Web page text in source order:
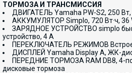
ТОРМОЗА И ТРАНСМИССИЯ
ДВИГАТЕЛЬ Yamaha PW-S2, 250
АККУМУЛЯТОР Simplo, 720 Вт·ч, 36
ЗАРЯДНОЕ УСТРОЙСТВО simplo
устройство, 4 А
ПЕРЕКЛЮЧАТЕЛЬ РЕЖИМОВ
ДИСПЛЕЙ Yamaha Display A, ЖК-
ПЕРЕДНИЕ ТОРМОЗА RAM DB8, 4-
дисковые тормоза